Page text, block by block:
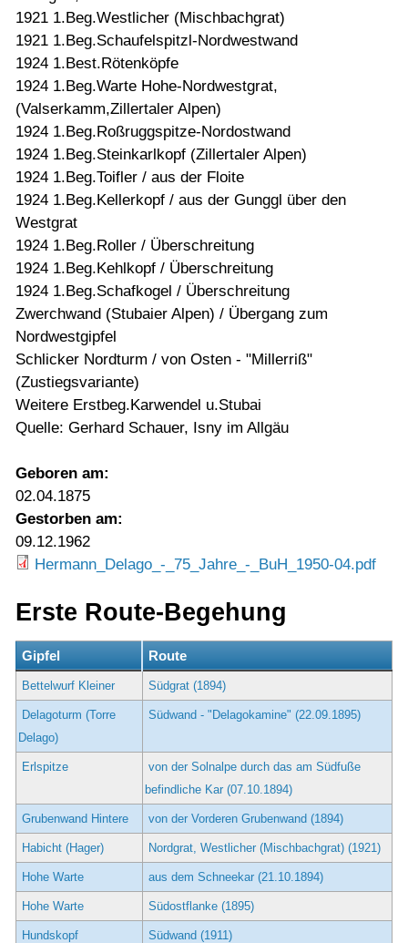
1921 1.Beg.Westlicher (Mischbachgrat)
1921 1.Beg.Schaufelspitzl-Nordwestwand
1924 1.Best.Rötenköpfe
1924 1.Beg.Warte Hohe-Nordwestgrat,
(Valserkamm,Zillertaler Alpen)
1924 1.Beg.Roßruggspitze-Nordostwand
1924 1.Beg.Steinkarlkopf (Zillertaler Alpen)
1924 1.Beg.Toifler / aus der Floite
1924 1.Beg.Kellerkopf / aus der Gunggl über den
Westgrat
1924 1.Beg.Roller / Überschreitung
1924 1.Beg.Kehlkopf / Überschreitung
1924 1.Beg.Schafkogel / Überschreitung
Zwerchwand (Stubaier Alpen) / Übergang zum
Nordwestgipfel
Schlicker Nordturm / von Osten - "Millerriß"
(Zustiegsvariante)
Weitere Erstbeg.Karwendel u.Stubai
Quelle: Gerhard Schauer, Isny im Allgäu
Geboren am:
02.04.1875
Gestorben am:
09.12.1962
Hermann_Delago_-_75_Jahre_-_BuH_1950-04.pdf
Erste Route-Begehung
Gipfel Route
Bettelwurf Kleiner Südgrat (1894)
Delagoturm (Torre
Delago)
Südwand - "Delagokamine" (22.09.1895)
Erlspitze
von der Solnalpe durch das am Südfuße
befindliche Kar (07.10.1894)
Grubenwand Hintere von der Vorderen Grubenwand (1894)
Habicht (Hager) Nordgrat, Westlicher (Mischbachgrat) (1921)
Hohe Warte aus dem Schneekar (21.10.1894)
Hohe Warte Südostflanke (1895)
Hundskopf Südwand (1911)